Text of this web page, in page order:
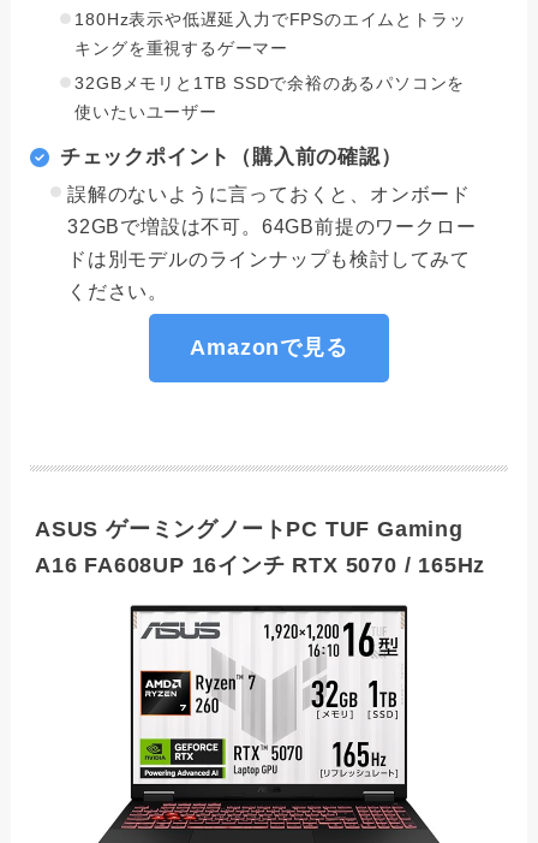
180Hz表示や低遅延入力でFPSのエイムとトラッ
キングを重視するゲーマー
32GBメモリと1TB SSDで余裕のあるパソコンを
使いたいユーザー
チェックポイント（購入前の確認）
誤解のないように言っておくと、オンボード
32GBで増設は不可。64GB前提のワークロー
ドは別モデルのラインナップも検討してみて
ください。
Amazonで見る
ASUS ゲーミングノートPC TUF Gaming
A16 FA608UP 16インチ RTX 5070 / 165Hz